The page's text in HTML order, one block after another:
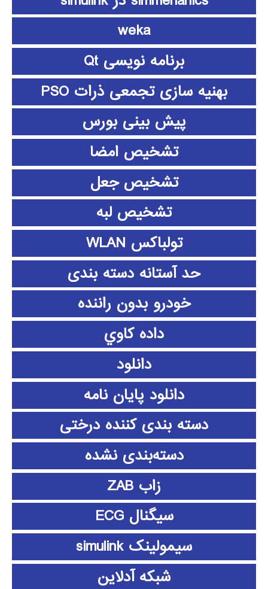
weka
برنامه نویسی Qt
بهنیه سازی تجمعی ذرات PSO
پیش بینی بورس
تشخیص امضا
تشخیص جعل
تشخیص لبه
تولباکس WLAN
حد آستانه دسته بندی
خودرو بدون راننده
داده كاوي
دانلود
دانلود پايان نامه
دسته بندی کننده درختی
دسته‌بندی نشده
زاب ZAB
سیگنال ECG
سیمولینک simulink
شبکه آدلاین